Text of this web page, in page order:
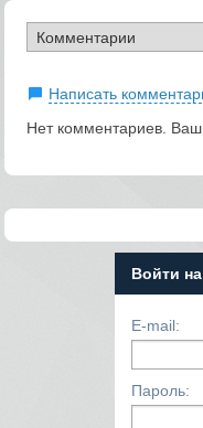
Написать
Нет комментариев.
Войти
E-mail:
Пароль: